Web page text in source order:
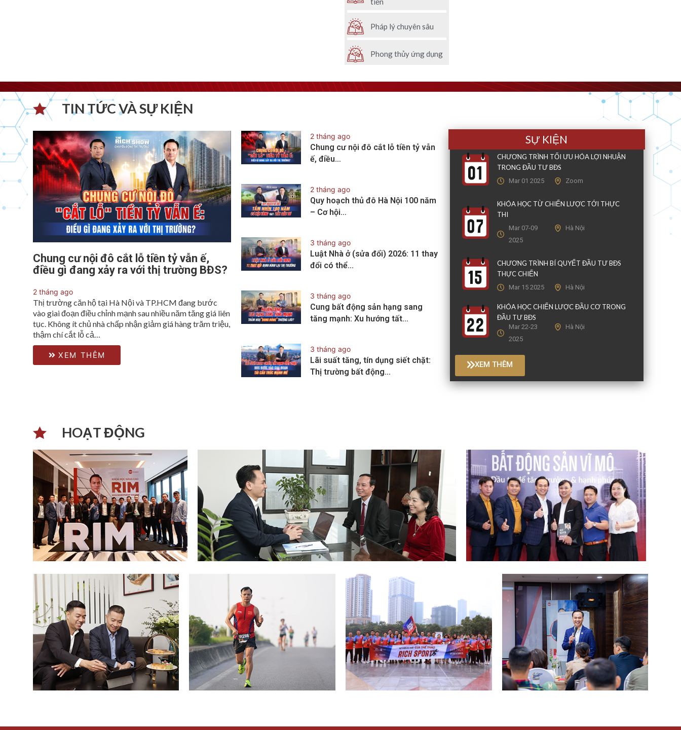
Pháp lý chuyên sâu
Phong thủy ứng dụng
TIN TỨC VÀ SỰ KIỆN​
Chung cư nội đô cắt lỗ tiền tỷ vẫn ế,
điều gì đang xảy ra với thị trường BĐS?
2 tháng ago
Thị trường căn hộ tại Hà Nội và TP.HCM đang bước
vào giai đoạn điều chỉnh mạnh sau nhiều năm tăng giá liên
tục. Không ít chủ nhà chấp nhận giảm giá hàng trăm triệu,
thậm chí cắt lỗ cả…
XEM THÊM
2 tháng ago
Chung cư nội đô cắt lỗ tiền tỷ vẫn
ế, điều…
2 tháng ago
Quy hoạch thủ đô Hà Nội 100 năm
– Cơ hội…
3 tháng ago
Luật Nhà ở (sửa đổi) 2026: 11 thay
đổi có thể…
3 tháng ago
Cung bất động sản hạng sang
tăng mạnh: Xu hướng tất…
3 tháng ago
Lãi suất tăng, tín dụng siết chặt:
Thị trường bất động…
SỰ KIỆN
CHƯƠNG TRÌNH TỐI ƯU HÓA LỢI NHUẬN
TRONG ĐẦU TƯ BĐS
Mar 01 2025 Zoom
KHÓA HỌC TỪ CHIẾN LƯỢC TỚI THỰC
THI
Mar 07-09
2025
Hà Nội
CHƯƠNG TRÌNH BÍ QUYẾT ĐẦU TƯ BĐS
THỰC CHIẾN
Mar 15 2025 Hà Nội
KHÓA HỌC CHIẾN LƯỢC ĐẦU CƠ TRONG
ĐẦU TƯ BĐS
Mar 22-23
2025
Hà Nội
XEM THÊM
HOẠT ĐỘNG